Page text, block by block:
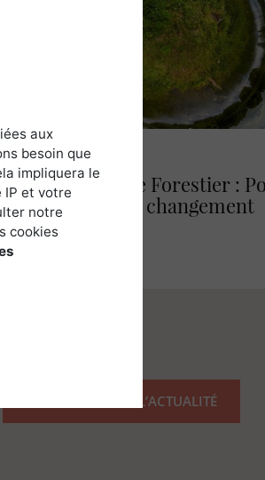
FORET/FRANCE
Projet Carbone Forestier :
atténuation du changement
climatique
RECEVOIR TOUTE L’ACTUALITÉ
aux
besoin que
impliquera le
IP et votre
notre
cookies